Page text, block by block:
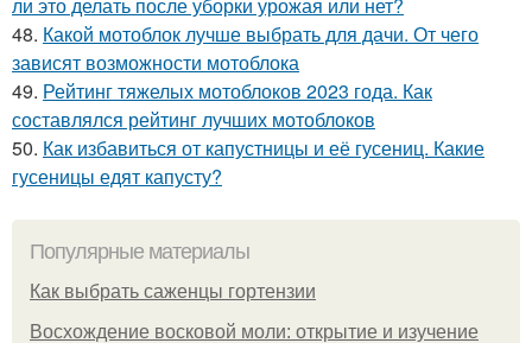
48. Какой мотоблок лучше выбрать для дачи. От чего
зависят возможности мотоблока
49. Рейтинг тяжелых мотоблоков 2023 года. Как
составлялся рейтинг лучших мотоблоков
50. Как избавиться от капустницы и её гусениц. Какие
гусеницы едят капусту?
Популярные материалы
Как выбрать саженцы гортензии
Восхождение восковой моли: открытие и изучение